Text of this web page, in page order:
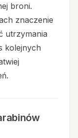
broni.
znaczenie
utrzymania
kolejnych